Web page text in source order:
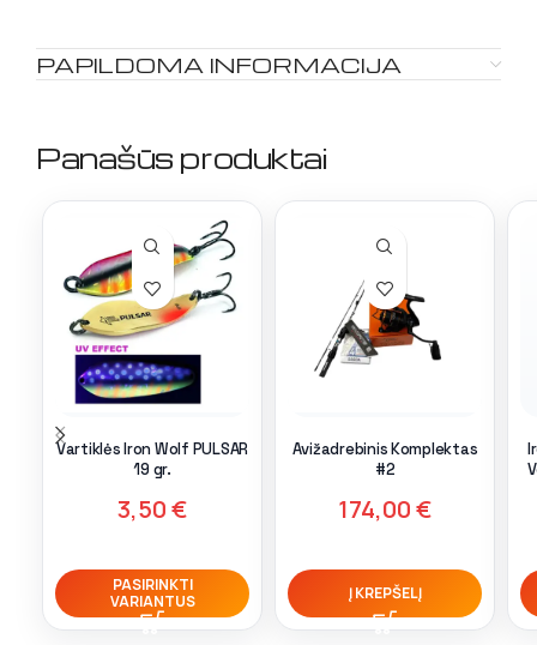
PAPILDOMA INFORMACIJA
Panašūs produktai
Vartiklės Iron Wolf PULSAR
19 gr.
3,50€
PASIRINKTI
VARIANTUS
Avižadrebinis Komplektas
#2
174,00€
Į KREPŠELĮ